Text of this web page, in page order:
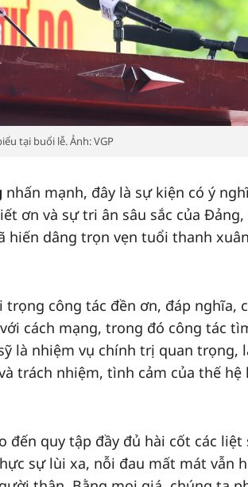
tại buổi lễ. Ảnh: VGP
nhấn mạnh, đây là sự kiện có ý
ơn và sự tri ân sâu sắc của Đảng,
hiến dâng trọn vẹn tuổi thanh
công tác đền ơn, đáp nghĩa,
cách mạng, trong đó công tác
là nhiệm vụ chính trị quan trọng,
trách nhiệm, tình cảm của thế hệ
đến quy tập đầy đủ hài cốt các liệt
sự lùi xa, nỗi đau mất mát vẫn